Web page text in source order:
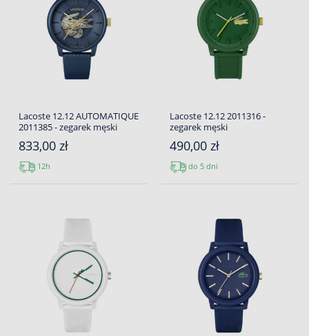
Lacoste 12.12 AUTOMATIQUE
2011385 - zegarek męski
833,00 zł
12h
Lacoste 12.12 2011316 -
zegarek męski
490,00 zł
do 5 dni